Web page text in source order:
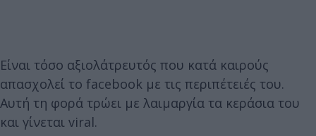
Είναι τόσο αξιολάτρευτός που κατά καιρούς
απασχολεί το facebοok με τις περιπέτειές του.
Αυτή τη φορά τρώει με λαιμαργία τα κεράσια του
και γίνεται viral.